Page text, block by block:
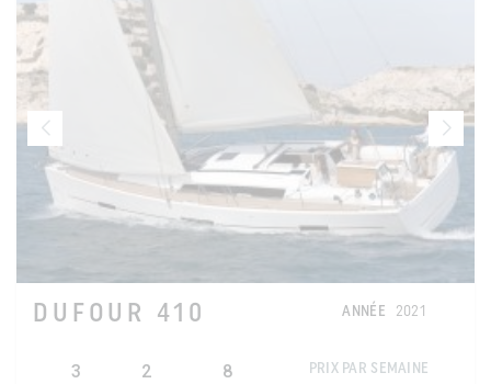
DUFOUR 410 ANNÉE 2021
3 2 8 PRIX PAR SEMAINE